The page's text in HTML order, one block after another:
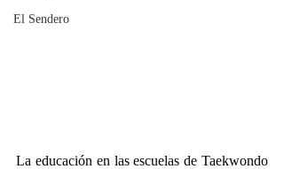
El Sendero
La educación en las escuelas de Taekwondo